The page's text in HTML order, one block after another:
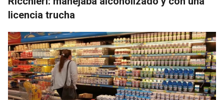
licencia trucha